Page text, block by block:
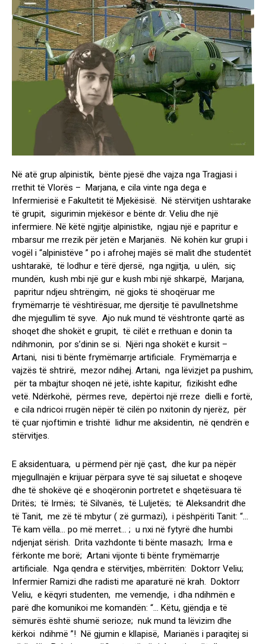
Në atë grup alpinistik, bënte pjesë dhe vajza nga Tragjasi i
rrethit të Vlorës – Marjana, e cila vinte nga dega e
Infermierisë e Fakultetit të Mjekësisë. Në stërvitjen ushtarake
të grupit, sigurimin mjekësor e bënte dr. Veliu dhe një
infermiere. Në këtë ngjitje alpinistike, ngjau një e papritur e
mbarsur me rrezik për jetën e Marjanës. Në kohën kur grupi i
vogël i “alpinistëve ” po i afrohej majës së malit dhe studentët
ushtarakë, të lodhur e tërë djersë, nga ngjitja, u ulën, siç
mundën, kush mbi një gur e kush mbi një shkarpë, Marjana,
papritur ndjeu shtrëngim, në gjoks të shoqëruar me
frymëmarrje të vështirësuar, me djersitje të pavullnetshme
dhe mjegullim të syve. Ajo nuk mund të vështronte qartë as
shoqet dhe shokët e grupit, të cilët e rrethuan e donin ta
ndihmonin, por s’dinin se si. Njëri nga shokët e kursit –
Artani, nisi ti bënte frymëmarrje artificiale. Frymëmarrja e
vajzës të shtrirë, mezor ndihej. Artani, nga lëvizjet pa pushim,
për ta mbajtur shoqen në jetë, ishte kapitur, fizikisht edhe
vetë. Ndërkohë, përmes reve, depërtoi një rreze dielli e fortë,
e cila ndricoi rrugën nëpër të cilën po nxitonin dy njerëz, për
të çuar njoftimin e trishtë lidhur me aksidentin, në qendrën e
stërvitjes.
E aksidentuara, u përmend për një çast, dhe kur pa nëpër
mjegullnajën e krijuar përpara syve të saj siluetat e shoqeve
dhe të shokëve që e shoqëronin portretet e shqetësuara të
Dritës; të Irmës; të Silvanës, të Luljetës; të Aleksandrit dhe
të Tanit, me zë të mbytur ( zë gurmazi), i pëshpëriti Tanit: “…
Të kam vëlla… po më merret… ; u nxi në fytyrë dhe humbi
ndjenjat sërish. Drita vazhdonte ti bënte masazh; Irma e
fërkonte me borë; Artani vijonte ti bënte frymëmarrje
artificiale. Nga qendra e stërvitjes, mbërritën: Doktorr Veliu;
Infermier Ramizi dhe radisti me aparaturë në krah. Doktorr
Veliu, e këqyri studenten, me vemendje, i dha ndihmën e
parë dhe komunikoi me komandën: “… Këtu, gjëndja e të
sëmurës është shumë serioze; nuk mund ta lëvizim dhe
kërkoi ndihmë ”! Në gjumin e kllapisë, Marianës i paraqitej si